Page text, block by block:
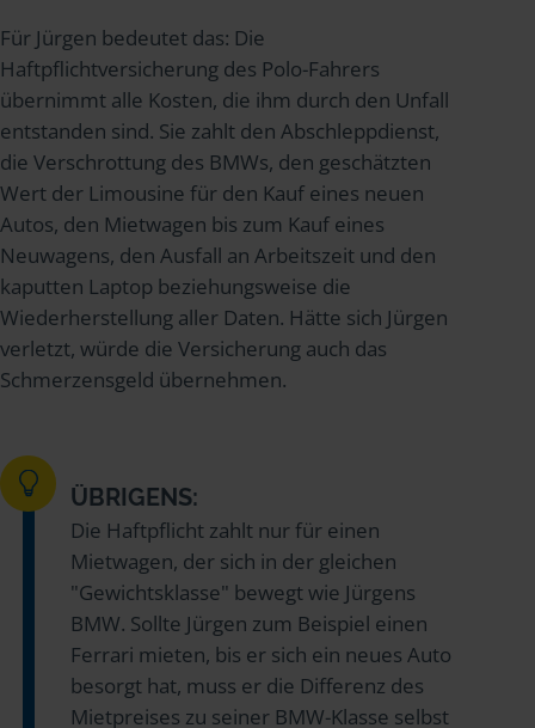
Für Jürgen bedeutet das: Die
Haftpflichtversicherung des Polo-Fahrers
übernimmt alle Kosten, die ihm durch den Unfall
entstanden sind. Sie zahlt den Abschleppdienst,
die Verschrottung des BMWs, den geschätzten
Wert der Limousine für den Kauf eines neuen
Autos, den Mietwagen bis zum Kauf eines
Neuwagens, den Ausfall an Arbeitszeit und den
kaputten Laptop beziehungsweise die
Wiederherstellung aller Daten. Hätte sich Jürgen
verletzt, würde die Versicherung auch das
Schmerzensgeld übernehmen.
ÜBRIGENS:
Die Haftpflicht zahlt nur für einen
Mietwagen, der sich in der gleichen
"Gewichtsklasse" bewegt wie Jürgens
BMW. Sollte Jürgen zum Beispiel einen
Ferrari mieten, bis er sich ein neues Auto
besorgt hat, muss er die Differenz des
Mietpreises zu seiner BMW-Klasse selbst